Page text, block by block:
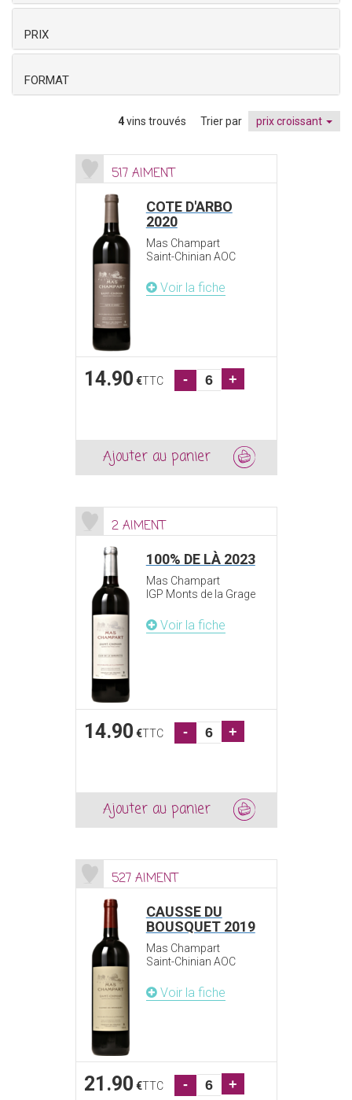
PRIX
FORMAT
4vins trouvés Trier par prix croissant
517 AIMENT
COTE D'ARBO
2020
Mas Champart
Saint-Chinian AOC
Voir la fiche
14.90 €TTC - +
Ajouter au panier
2 AIMENT
100% DE LÀ 2023
Mas Champart
IGP Monts de la Grage
Voir la fiche
14.90 €TTC - +
Ajouter au panier
527 AIMENT
CAUSSE DU
BOUSQUET 2019
Mas Champart
Saint-Chinian AOC
Voir la fiche
21.90 €TTC - +